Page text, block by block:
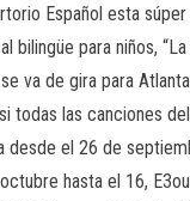
Español esta
bilingüe para niños,
va de gira para
todas las canciones
desde el 26 de
hasta el 16,